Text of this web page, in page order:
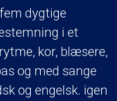
dygtige
i et
kor, blæsere,
og med sange
og engelsk. igen